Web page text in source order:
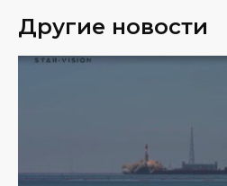
Другие новости